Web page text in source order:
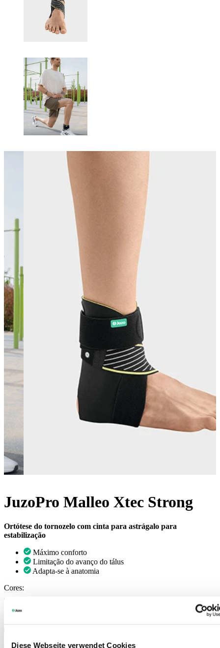
Diese Webseite verwendet Cookies
JuzoPro Malleo Xtec Strong
Ortótese do tornozelo com cinta para astrágalo para
estabilização
Máximo conforto
Limitação do avanço do tálus
Adapta-se à anatomia
Cores:
Art. 7007